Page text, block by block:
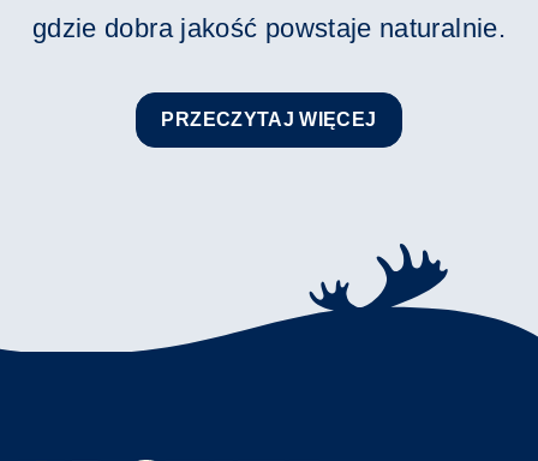
gdzie dobra jakość powstaje naturalnie.
PRZECZYTAJ WIĘCEJ